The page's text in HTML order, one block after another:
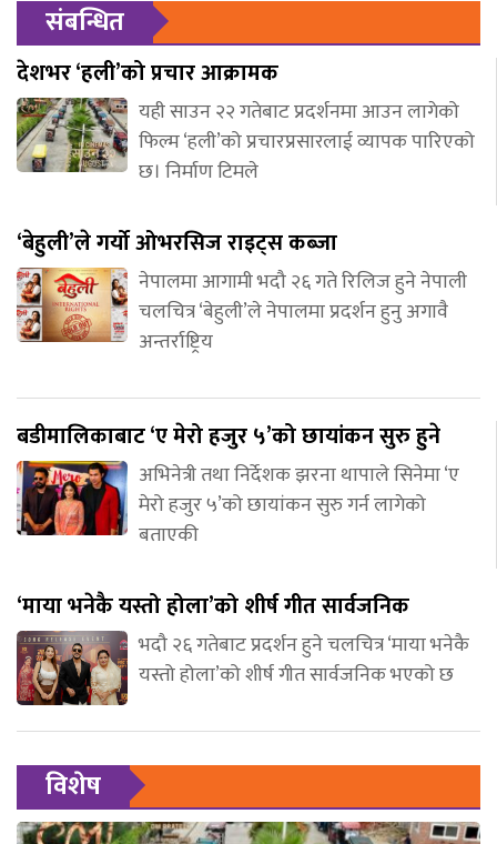
संबन्धित
देशभर ‘हली’को प्रचार आक्रामक
यही साउन २२ गतेबाट प्रदर्शनमा आउन लागेको
फिल्म ‘हली’को प्रचारप्रसारलाई व्यापक पारिएको
छ। निर्माण टिमले
‘बेहुली’ले गर्यो ओभरसिज राइट्स कब्जा
नेपालमा आगामी भदौ २६ गते रिलिज हुने नेपाली
चलचित्र ‘बेहुली’ले नेपालमा प्रदर्शन हुनु अगावै
अन्तर्राष्ट्रिय
बडीमालिकाबाट ‘ए मेरो हजुर ५’को छायांकन सुरु हुने
अभिनेत्री तथा निर्देशक झरना थापाले सिनेमा ‘ए
मेरो हजुर ५’को छायांकन सुरु गर्न लागेको
बताएकी
‘माया भनेकै यस्तो होला’को शीर्ष गीत सार्वजनिक
भदौ २६ गतेबाट प्रदर्शन हुने चलचित्र ‘माया भनेकै
यस्तो होला’को शीर्ष गीत सार्वजनिक भएको छ
विशेष